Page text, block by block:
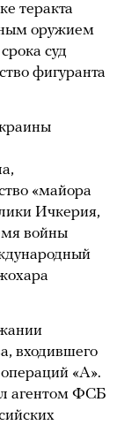
теракта
оружием
суд
фигуранта
«майора
Ичкерия,
войны
входившего
«А».
агентом ФСБ